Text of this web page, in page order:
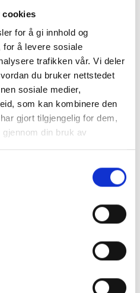
cookies
for å gi innhold og
for å levere sosiale
trafikken vår. Vi deler
du bruker nettstedet
sosiale medier,
som kan kombinere den
gjort tilgjengelig for dem,
din bruk av
evighetsbasseng og
plass til 10 personer.
av Chianti. Restaurant på